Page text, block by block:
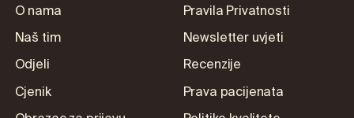
O nama
Naš tim
Odjeli
Cjenik
Pravila Privatnosti
Newsletter uvjeti
Recenzije
Prava pacijenata